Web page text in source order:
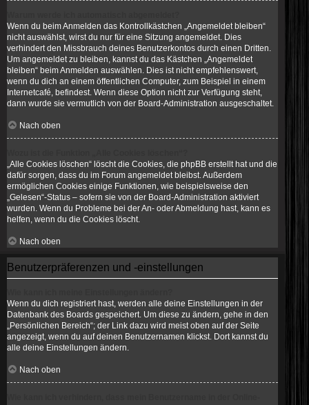
Wenn du beim Anmelden das Kontrollkästchen „Angemeldet bleiben“
nicht auswählst, wirst du nur für eine Sitzung angemeldet. Dies
verhindert den Missbrauch deines Benutzerkontos durch einen Dritten.
Um angemeldet zu bleiben, kannst du das Kästchen „Angemeldet
bleiben“ beim Anmelden auswählen. Dies ist nicht empfehlenswert,
wenn du dich an einem öffentlichen Computer, zum Beispiel in einem
Internetcafé, befindest. Wenn diese Option nicht zur Verfügung steht,
dann wurde sie vermutlich von der Board-Administration ausgeschaltet.
Nach oben
„Alle Cookies löschen“ löscht die Cookies, die phpBB erstellt hat und die
dafür sorgen, dass du im Forum angemeldet bleibst. Außerdem
ermöglichen Cookies einige Funktionen, wie beispielsweise den
„Gelesen“-Status – sofern sie von der Board-Administration aktiviert
wurden. Wenn du Probleme bei der An- oder Abmeldung hast, kann es
helfen, wenn du die Cookies löscht.
Nach oben
Benutzerpräferenzen und -einstellungen
Wenn du dich registriert hast, werden alle deine Einstellungen in der
Datenbank des Boards gespeichert. Um diese zu ändern, gehe in den
„Persönlichen Bereich“; der Link dazu wird meist oben auf der Seite
angezeigt, wenn du auf deinen Benutzernamen klickst. Dort kannst du
alle deine Einstellungen ändern.
Nach oben